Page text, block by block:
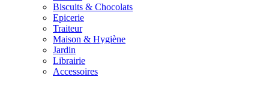
Biscuits & Chocolats
Epicerie
Traiteur
Maison & Hygiène
Jardin
Librairie
Accessoires